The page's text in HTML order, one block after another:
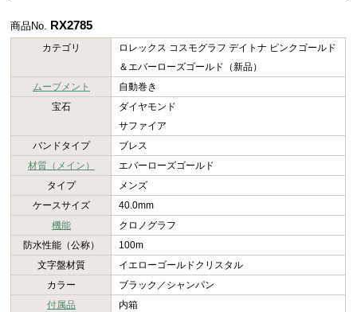
商品No. RX2785
カテゴリ
ロレックス コスモグラフ デイトナ ピンクゴールド
＆エバーローズゴールド（新品）
ムーブメント
自動巻き
宝石
ダイヤモンド
サファイア
バンドタイプ
ブレス
材質（メイン）
エバーローズゴールド
タイプ
メンズ
ケースサイズ
40.0mm
機能
クロノグラフ
防水性能（公称）
100m
文字盤材質
イエローゴールドクリスタル
カラー
ブラック／シャンパン
付属品
内箱